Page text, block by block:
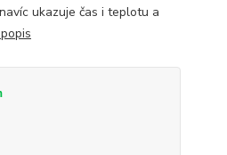
ukazuje čas i teplotu a